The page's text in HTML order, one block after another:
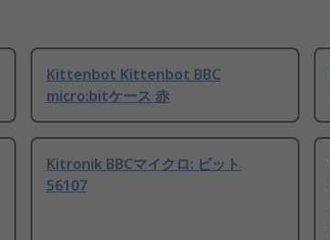
Kittenbot Kittenbot BBC
micro:bitケース 赤
Kitronik BBCマイクロ: ビット
56107